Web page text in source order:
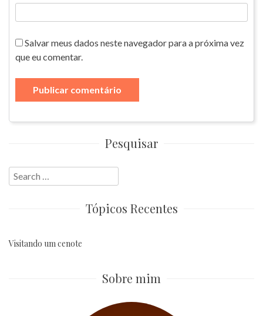
Salvar meus dados neste navegador para a próxima vez
que eu comentar.
Pesquisar
Search
for:
Tópicos Recentes
Visitando um cenote
Sobre mim